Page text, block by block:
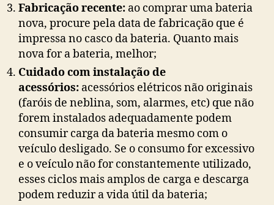
Fabricação recente: ao comprar uma bateria
nova, procure pela data de fabricação que é
impressa no casco da bateria. Quanto mais
nova for a bateria, melhor;
Cuidado com instalação de
acessórios: acessórios elétricos não originais
(faróis de neblina, som, alarmes, etc) que não
forem instalados adequadamente podem
consumir carga da bateria mesmo com o
veículo desligado. Se o consumo for excessivo
e o veículo não for constantemente utilizado,
esses ciclos mais amplos de carga e descarga
podem reduzir a vida útil da bateria;